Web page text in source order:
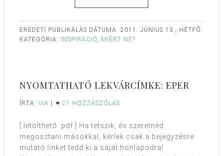
EREDETI PUBLIKÁLÁS DÁTUMA: 2011. JÚNIUS 13., HÉTFŐ
KATEGÓRIA: INSPIRÁCIÓ MIÉRT NE?
NYOMTATHATÓ LEKVÁRCÍMKE: EPER
ÍRTA: VIA 21 HOZZÁSZÓLÁS
[ letölthető .pdf ] Ha tetszik, és szeretnéd
megosztani másokkal, kérlek csak a bejegyzésre
mutató linket tedd ki a saját honlapodra!